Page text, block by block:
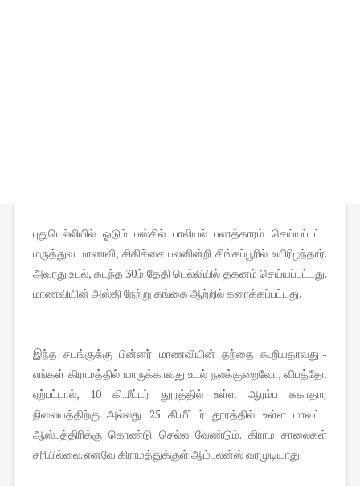
புதுடெல்லியில் ஓடும் பஸ்சில் பாலியல் பலாத்காரம் செய்யப்பட்ட
மருத்துவ மாணவி, சிகிச்சை பலனின்றி சிங்கப்பூரில் உயிரிழந்தார்.
அவரது உடல், கடந்த 30ம் தேதி டெல்லியில் தகனம் செய்யப்பட்டது.
மாணவியின் அஸ்தி நேற்று கங்கை ஆற்றில் கரைக்கப்பட்டது.
இந்த சடங்குக்கு பின்னர் மாணவியின் தந்தை கூறியதாவது:-
எங்கள் கிராமத்தில் யாருக்காவது உடல் நலக்குறைவோ, விபத்தோ
ஏற்பட்டால், 10 கி.மீட்டர் தூரத்தில் உள்ள ஆரம்ப சுகாதார
நிலையத்திற்கு அல்லது 25 கி.மீட்டர் தூரத்தில் உள்ள மாவட்ட
ஆஸ்பத்திரிக்கு கொண்டு செல்ல வேண்டும். கிராம சாலைகள்
சரியில்லை. எனவே கிராமத்துக்குள் ஆம்புலன்ஸ் வரமுடியாது.